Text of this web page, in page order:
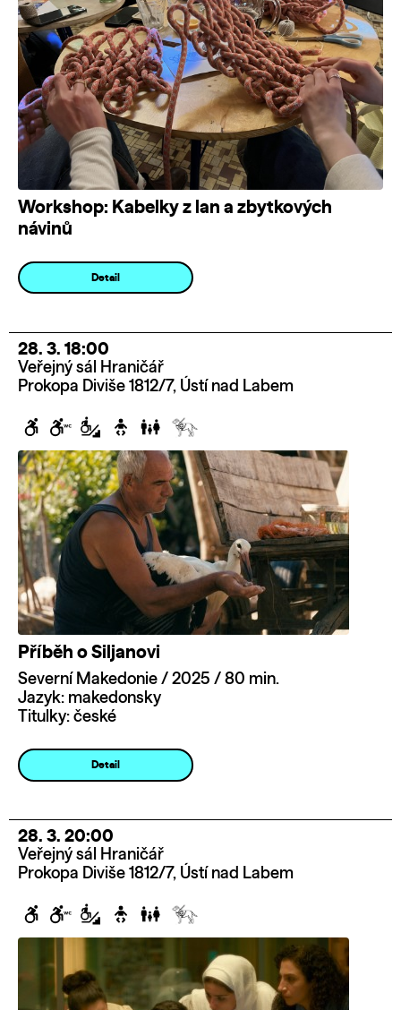
Workshop: Kabelky z lan a zbytkových
návinů
Detail
28. 3. 18:00
Veřejný sál Hraničář
Prokopa Diviše 1812/7, Ústí nad Labem
Příběh o Siljanovi
Severní Makedonie / 2025 / 80 min.
Jazyk: makedonsky
Titulky: české
Detail
28. 3. 20:00
Veřejný sál Hraničář
Prokopa Diviše 1812/7, Ústí nad Labem